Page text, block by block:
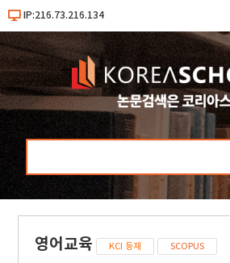
IP:216.73.216.134
영어교육 KCI 등재 SCOPUS